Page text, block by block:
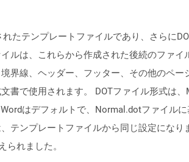
たテンプレートファイルであり、さらに
ルは、これらから作成された後続のファ
界線、ヘッダー、フッター、その他のペ
書で使用されます。 DOTファイル形式は
はデフォルトで、Normal.dotファイル
テンプレートファイルから同じ設定にな
られました。